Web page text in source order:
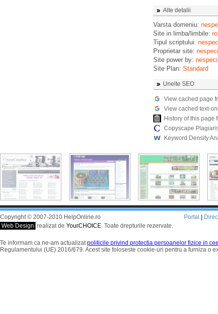
Alte detalii
Varsta domeniu:
Site in limba/limbile: ro
Tipul scriptului:
Proprietar site:
Site power by:
Site Plan: Standard
Unelte SEO
View cached page
View cached text-
History of this page
Copyscape
Keyword Density
Copyright © 2007-2010 HelpOnline.ro
Web Design realizat de YourCHOICE. Toate drepturile rezervate.
Portal
Te informam ca ne-am actualizatpoliticile privind protectia persoanelor fizice in
Regulamentului (UE) 2016/679. Acest site foloseste cookie-uri pentru a furniza o